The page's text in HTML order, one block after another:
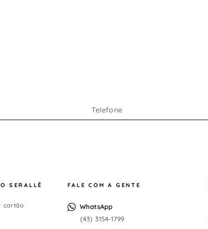
SERALLÊ
cartão
FALE COM A GENTE
WhatsApp
(43) 3154-1799